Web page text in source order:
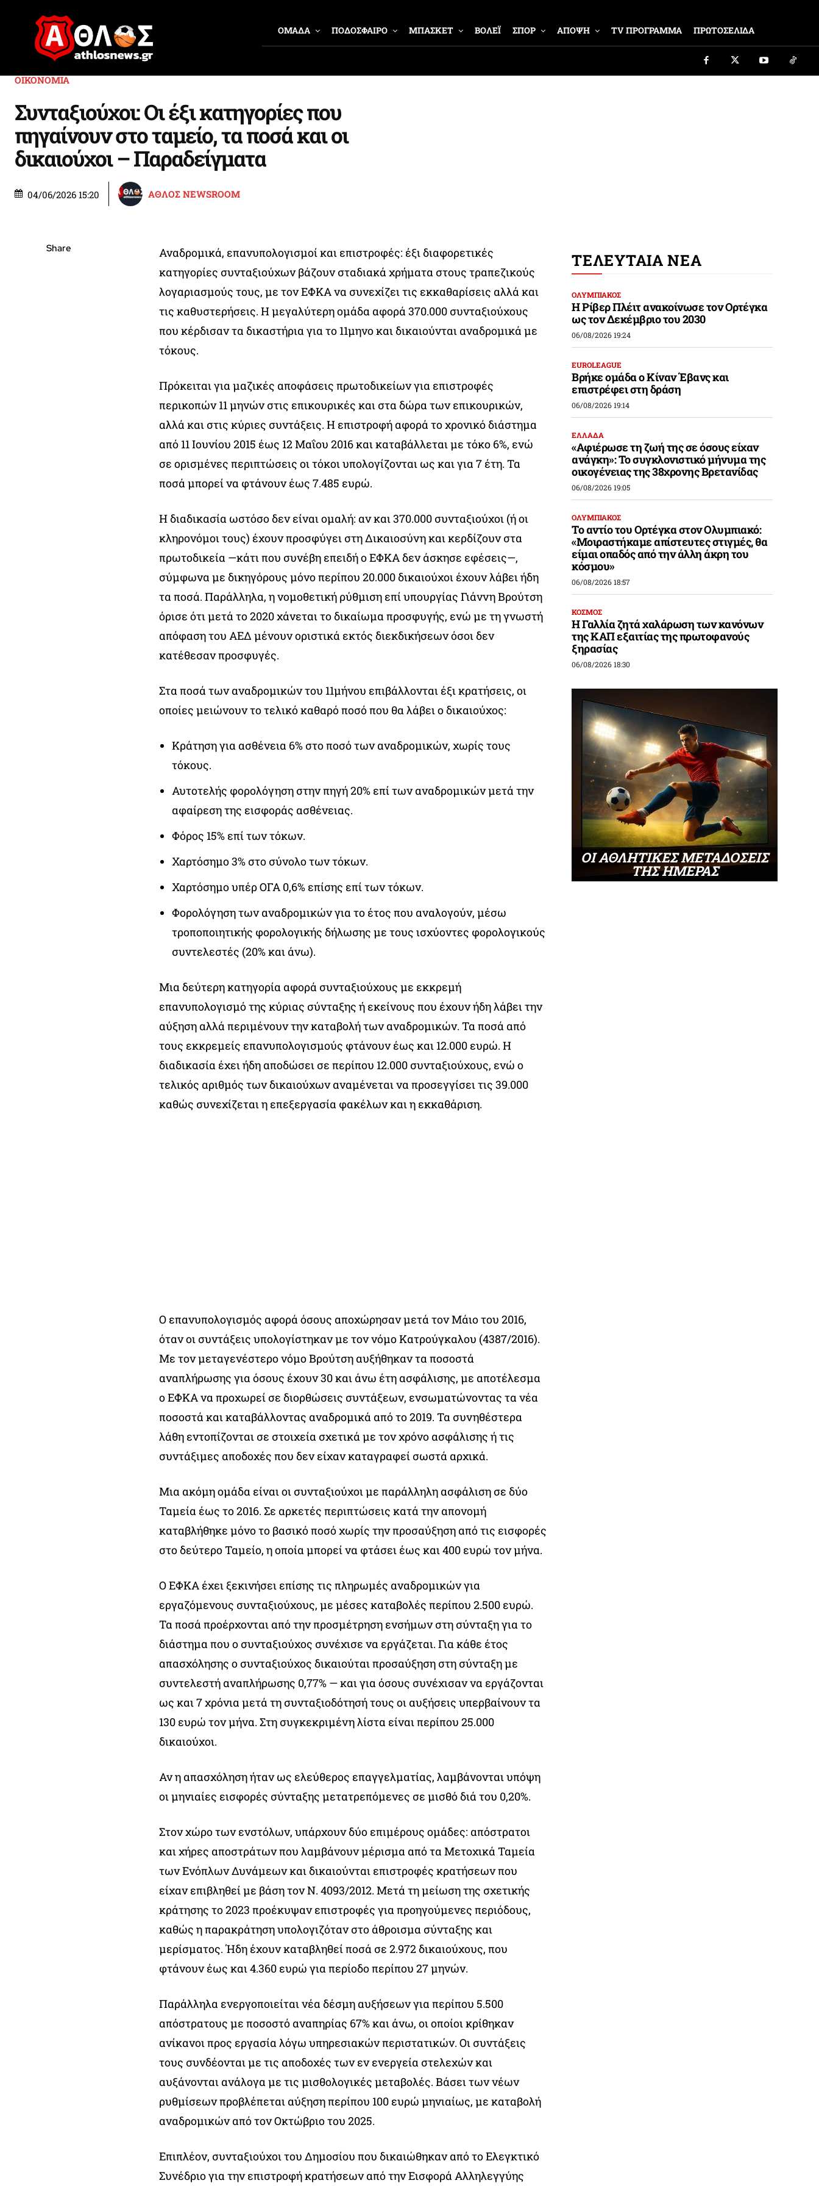
ΟΜΑΔΑ ΠΟΔΟΣΦΑΙΡΟ ΜΠΑΣΚΕΤ ΒΟΛΕΪ ΣΠΟΡ ΑΠΟΨΗ TV ΠΡΟΓΡΑΜΜΑ ΠΡΩΤΟΣΕΛΙΔΑ
ΟΙΚΟΝΟΜΙΑ
Συνταξιούχοι: Οι έξι κατηγορίες που
πηγαίνουν στο ταμείο, τα ποσά και οι
δικαιούχοι – Παραδείγματα
04/06/2026 15:20 ΑΘΛΟΣ NEWSROOM
Share
Αναδρομικά, επανυπολογισμοί και επιστροφές: έξι διαφορετικές
κατηγορίες συνταξιούχων βάζουν σταδιακά χρήματα στους τραπεζικούς
λογαριασμούς τους, με τον ΕΦΚΑ να συνεχίζει τις εκκαθαρίσεις αλλά και
τις καθυστερήσεις. Η μεγαλύτερη ομάδα αφορά 370.000 συνταξιούχους
που κέρδισαν τα δικαστήρια για το 11μηνο και δικαιούνται αναδρομικά με
τόκους.
Πρόκειται για μαζικές αποφάσεις πρωτοδικείων για επιστροφές
περικοπών 11 μηνών στις επικουρικές και στα δώρα των επικουρικών,
αλλά και στις κύριες συντάξεις. Η επιστροφή αφορά το χρονικό διάστημα
από 11 Ιουνίου 2015 έως 12 Μαΐου 2016 και καταβάλλεται με τόκο 6%, ενώ
σε ορισμένες περιπτώσεις οι τόκοι υπολογίζονται ως και για 7 έτη. Τα
ποσά μπορεί να φτάνουν έως 7.485 ευρώ.
Η διαδικασία ωστόσο δεν είναι ομαλή: αν και 370.000 συνταξιούχοι (ή οι
κληρονόμοι τους) έχουν προσφύγει στη Δικαιοσύνη και κερδίζουν στα
πρωτοδικεία —κάτι που συνέβη επειδή ο ΕΦΚΑ δεν άσκησε εφέσεις—,
σύμφωνα με δικηγόρους μόνο περίπου 20.000 δικαιούχοι έχουν λάβει ήδη
τα ποσά. Παράλληλα, η νομοθετική ρύθμιση επί υπουργίας Γιάννη Βρούτση
όρισε ότι μετά το 2020 χάνεται το δικαίωμα προσφυγής, ενώ με τη γνωστή
απόφαση του ΑΕΔ μένουν οριστικά εκτός διεκδικήσεων όσοι δεν
κατέθεσαν προσφυγές.
Στα ποσά των αναδρομικών του 11μήνου επιβάλλονται έξι κρατήσεις, οι
οποίες μειώνουν το τελικό καθαρό ποσό που θα λάβει ο δικαιούχος:
Κράτηση για ασθένεια 6% στο ποσό των αναδρομικών, χωρίς τους
τόκους.
Αυτοτελής φορολόγηση στην πηγή 20% επί των αναδρομικών μετά την
αφαίρεση της εισφοράς ασθένειας.
Φόρος 15% επί των τόκων.
Χαρτόσημο 3% στο σύνολο των τόκων.
Χαρτόσημο υπέρ ΟΓΑ 0,6% επίσης επί των τόκων.
Φορολόγηση των αναδρομικών για το έτος που αναλογούν, μέσω
τροποποιητικής φορολογικής δήλωσης με τους ισχύοντες φορολογικούς
συντελεστές (20% και άνω).
Μια δεύτερη κατηγορία αφορά συνταξιούχους με εκκρεμή
επανυπολογισμό της κύριας σύνταξης ή εκείνους που έχουν ήδη λάβει την
αύξηση αλλά περιμένουν την καταβολή των αναδρομικών. Τα ποσά από
τους εκκρεμείς επανυπολογισμούς φτάνουν έως και 12.000 ευρώ. Η
διαδικασία έχει ήδη αποδώσει σε περίπου 12.000 συνταξιούχους, ενώ ο
τελικός αριθμός των δικαιούχων αναμένεται να προσεγγίσει τις 39.000
καθώς συνεχίζεται η επεξεργασία φακέλων και η εκκαθάριση.
Ο επανυπολογισμός αφορά όσους αποχώρησαν μετά τον Μάιο του 2016,
όταν οι συντάξεις υπολογίστηκαν με τον νόμο Κατρούγκαλου (4387/2016).
Με τον μεταγενέστερο νόμο Βρούτση αυξήθηκαν τα ποσοστά
αναπλήρωσης για όσους έχουν 30 και άνω έτη ασφάλισης, με αποτέλεσμα
ο ΕΦΚΑ να προχωρεί σε διορθώσεις συντάξεων, ενσωματώνοντας τα νέα
ποσοστά και καταβάλλοντας αναδρομικά από το 2019. Τα συνηθέστερα
λάθη εντοπίζονται σε στοιχεία σχετικά με τον χρόνο ασφάλισης ή τις
συντάξιμες αποδοχές που δεν είχαν καταγραφεί σωστά αρχικά.
Μια ακόμη ομάδα είναι οι συνταξιούχοι με παράλληλη ασφάλιση σε δύο
Ταμεία έως το 2016. Σε αρκετές περιπτώσεις κατά την απονομή
καταβλήθηκε μόνο το βασικό ποσό χωρίς την προσαύξηση από τις εισφορές
στο δεύτερο Ταμείο, η οποία μπορεί να φτάσει έως και 400 ευρώ τον μήνα.
Ο ΕΦΚΑ έχει ξεκινήσει επίσης τις πληρωμές αναδρομικών για
εργαζόμενους συνταξιούχους, με μέσες καταβολές περίπου 2.500 ευρώ.
Τα ποσά προέρχονται από την προσμέτρηση ενσήμων στη σύνταξη για το
διάστημα που ο συνταξιούχος συνέχισε να εργάζεται. Για κάθε έτος
απασχόλησης ο συνταξιούχος δικαιούται προσαύξηση στη σύνταξη με
συντελεστή αναπλήρωσης 0,77% — και για όσους συνέχισαν να εργάζονται
ως και 7 χρόνια μετά τη συνταξιοδότησή τους οι αυξήσεις υπερβαίνουν τα
130 ευρώ τον μήνα. Στη συγκεκριμένη λίστα είναι περίπου 25.000
δικαιούχοι.
Αν η απασχόληση ήταν ως ελεύθερος επαγγελματίας, λαμβάνονται υπόψη
οι μηνιαίες εισφορές σύνταξης μετατρεπόμενες σε μισθό διά του 0,20%.
Στον χώρο των ενστόλων, υπάρχουν δύο επιμέρους ομάδες: απόστρατοι
και χήρες αποστράτων που λαμβάνουν μέρισμα από τα Μετοχικά Ταμεία
των Ενόπλων Δυνάμεων και δικαιούνται επιστροφές κρατήσεων που
είχαν επιβληθεί με βάση τον Ν. 4093/2012. Μετά τη μείωση της σχετικής
κράτησης το 2023 προέκυψαν επιστροφές για προηγούμενες περιόδους,
καθώς η παρακράτηση υπολογιζόταν στο άθροισμα σύνταξης και
μερίσματος. Ήδη έχουν καταβληθεί ποσά σε 2.972 δικαιούχους, που
φτάνουν έως και 4.360 ευρώ για περίοδο περίπου 27 μηνών.
Παράλληλα ενεργοποιείται νέα δέσμη αυξήσεων για περίπου 5.500
απόστρατους με ποσοστό αναπηρίας 67% και άνω, οι οποίοι κρίθηκαν
ανίκανοι προς εργασία λόγω υπηρεσιακών περιστατικών. Οι συντάξεις
τους συνδέονται με τις αποδοχές των εν ενεργεία στελεχών και
αυξάνονται ανάλογα με τις μισθολογικές μεταβολές. Βάσει των νέων
ρυθμίσεων προβλέπεται αύξηση περίπου 100 ευρώ μηνιαίως, με καταβολή
αναδρομικών από τον Οκτώβριο του 2025.
Επιπλέον, συνταξιούχοι του Δημοσίου που δικαιώθηκαν από το Ελεγκτικό
Συνέδριο για την επιστροφή κρατήσεων από την Εισφορά Αλληλεγγύης
ΤΕΛΕΥΤΑΙΑ ΝΕΑ
ΟΛΥΜΠΙΑΚΟΣ
Η Ρίβερ Πλέιτ ανακοίνωσε τον Ορτέγκα
ως τον Δεκέμβριο του 2030
06/08/2026 19:24
EUROLEAGUE
Βρήκε ομάδα ο Κίναν Έβανς και
επιστρέφει στη δράση
06/08/2026 19:14
ΕΛΛΑΔΑ
«Αφιέρωσε τη ζωή της σε όσους είχαν
ανάγκη»: Το συγκλονιστικό μήνυμα της
οικογένειας της 38χρονης Βρετανίδας
06/08/2026 19:05
ΟΛΥΜΠΙΑΚΟΣ
Το αντίο του Ορτέγκα στον Ολυμπιακό:
«Μοιραστήκαμε απίστευτες στιγμές, θα
είμαι οπαδός από την άλλη άκρη του
κόσμου»
06/08/2026 18:57
ΚΟΣΜΟΣ
Η Γαλλία ζητά χαλάρωση των κανόνων
της ΚΑΠ εξαιτίας της πρωτοφανούς
ξηρασίας
06/08/2026 18:30
ΟΙ ΑΘΛΗΤΙΚΕΣ ΜΕΤΑΔΟΣΕΙΣ
ΤΗΣ ΗΜΕΡΑΣ